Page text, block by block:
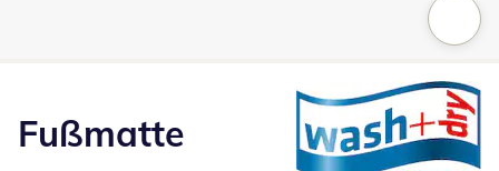
Fußmatte